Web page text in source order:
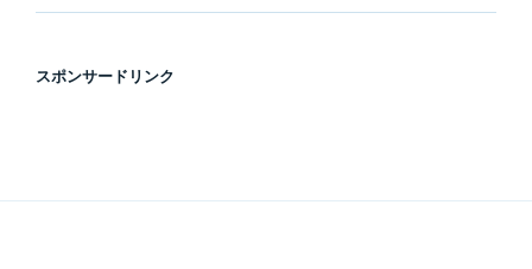
スポンサードリンク